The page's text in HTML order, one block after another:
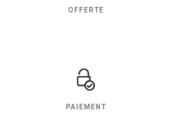
OFFERTE
PAIEMENT